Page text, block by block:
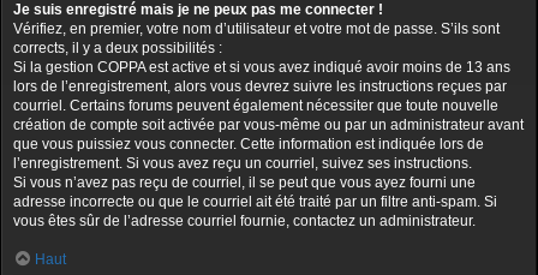
Je suis enregistré mais je ne peux pas me connecter !
Vérifiez, en premier, votre nom d’utilisateur et votre mot de passe. S’ils sont
corrects, il y a deux possibilités :
Si la gestion COPPA est active et si vous avez indiqué avoir moins de 13 ans
lors de l’enregistrement, alors vous devrez suivre les instructions reçues par
courriel. Certains forums peuvent également nécessiter que toute nouvelle
création de compte soit activée par vous-même ou par un administrateur avant
que vous puissiez vous connecter. Cette information est indiquée lors de
l’enregistrement. Si vous avez reçu un courriel, suivez ses instructions.
Si vous n’avez pas reçu de courriel, il se peut que vous ayez fourni une
adresse incorrecte ou que le courriel ait été traité par un filtre anti-spam. Si
vous êtes sûr de l’adresse courriel fournie, contactez un administrateur.
Haut